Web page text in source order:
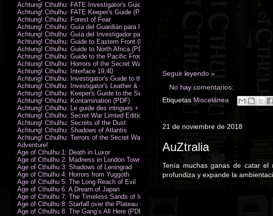
Seguir leyendo »
No hay comentarios:
Etiquetas Miscelánea
21 de noviembre de 2018
AuZtralia
Tenía muchas ganas de catar
profundiza y expande la
Achtung! Cthulhu: FATE Investigator's Guide (PDF)
Achtung! Cthulhu: FATE Keeper's Guide (PDF)
Achtung! Cthulhu: Forest of Fear
Achtung! Cthulhu: Guía del Guardián para la Guerra Secreta
Achtung! Cthulhu: Guía del Investigador para la Guerra Secreta
Achtung! Cthulhu: Guide to Eastern Front (PDF)
Achtung! Cthulhu: Guide to North Africa (PDF)
Achtung! Cthulhu: Guide to the Pacific Front
Achtung! Cthulhu: Horrors of the Secret War
Achtung! Cthulhu: Interface 19.40
Achtung! Cthulhu: Investigator's Guide to the Secret War
Achtung! Cthulhu: Investigator's Leather & Canvas Bag
Achtung! Cthulhu: Keeper's Guide to the Secret War
Achtung! Cthulhu: Kontamination (PDF)
Achtung! Cthulhu: Le guide des intrigues + ecran
Achtung! Cthulhu: Secret War Limted Edition Book
Achtung! Cthulhu: Secrets of the Dust
Achtung! Cthulhu: Shadows of Atlantis
Achtung! Cthulhu: Terrors of the Secret War
Adventure!
Age of Cthulhu 1: Death in Luxor
Age of Cthulhu 2: Madness in London Town
Age of Cthulhu 3: Shadows of Leningrad
Age of Cthulhu 4: Horrors from Yuggoth
Age of Cthulhu 5: The Long Reach of Evil
Age of Cthulhu 6: A Dream of Japan
Age of Cthulhu 7: The Timeless Sands of India
Age of Cthulhu 8: Starfall over the Plateau of Leng
Age of Cthulhu 8: The Gang’s All Here (PDF)